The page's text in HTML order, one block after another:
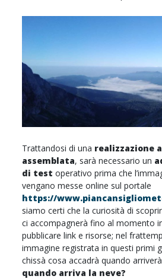
Trattandosi di una realizzazione
assemblata, sarà necessario un
di test operativo prima che
vengano messe online sul portale
https://
siamo certi che la curiosità di
ci accompagnerà fino al momento
pubblicare link e risorse; nel
immagine registrata in questi primi
chissà cosa accadrà quando
quando arriva la neve?